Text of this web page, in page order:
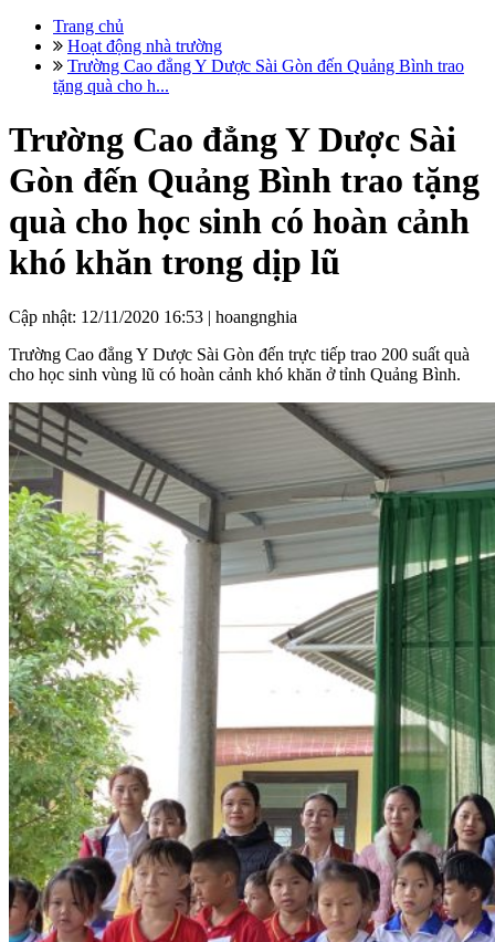
Trang chủ
Hoạt động nhà trường
Trường Cao đẳng Y Dược Sài Gòn đến Quảng Bình trao
tặng quà cho h...
Trường Cao đẳng Y Dược Sài
Gòn đến Quảng Bình trao tặng
quà cho học sinh có hoàn cảnh
khó khăn trong dịp lũ
Cập nhật: 12/11/2020 16:53 | hoangnghia
Trường Cao đẳng Y Dược Sài Gòn đến trực tiếp trao 200 suất quà
cho học sinh vùng lũ có hoàn cảnh khó khăn ở tỉnh Quảng Bình.